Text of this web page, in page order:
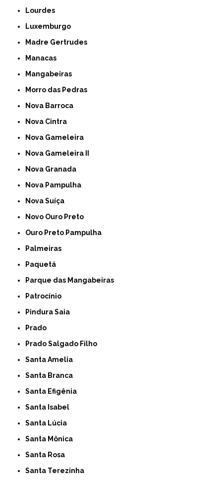
Lourdes
Luxemburgo
Madre Gertrudes
Manacas
Mangabeiras
Morro das Pedras
Nova Barroca
Nova Cintra
Nova Gameleira
Nova Gameleira II
Nova Granada
Nova Pampulha
Nova Suíça
Novo Ouro Preto
Ouro Preto Pampulha
Palmeiras
Paquetá
Parque das Mangabeiras
Patrocínio
Pindura Saia
Prado
Prado Salgado Filho
Santa Amelia
Santa Branca
Santa Efigênia
Santa Isabel
Santa Lúcia
Santa Mônica
Santa Rosa
Santa Terezinha